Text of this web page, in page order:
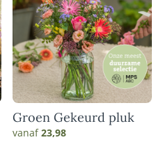
Groen Gekeurd pluk
vanaf23,98